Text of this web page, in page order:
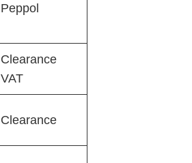
Peppol
Clearance
VAT
Clearance